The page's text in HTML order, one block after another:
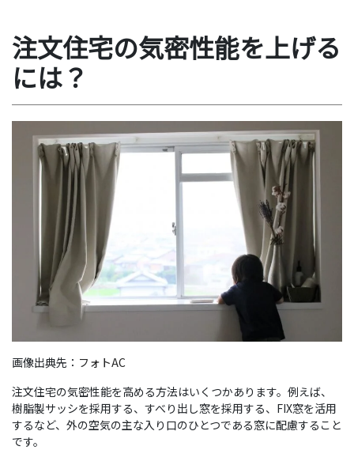
注文住宅の気密性能を上げる
には？
画像出典先： フォトAC
注文住宅の気密性能を高める方法はいくつかあります。例えば、
樹脂製サッシを採用する、すべり出し窓を採用する、FIX窓を活用
するなど、外の空気の主な入り口のひとつである窓に配慮すること
です。